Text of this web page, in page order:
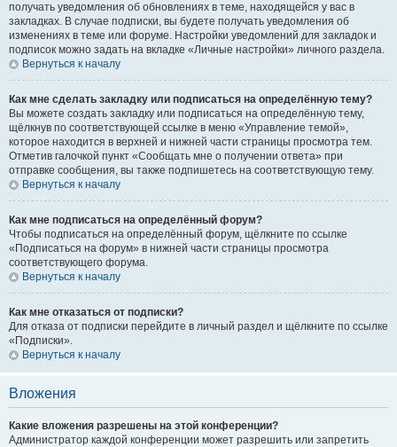
получать уведомления об обновлениях в теме, находящейся у вас в
закладках. В случае подписки, вы будете получать уведомления об
изменениях в теме или форуме. Настройки уведомлений для закладок и
подписок можно задать на вкладке «Личные настройки» личного раздела.
Вернуться к началу
Как мне сделать закладку или подписаться на определённую тему?
Вы можете создать закладку или подписаться на определённую тему,
щёлкнув по соответствующей ссылке в меню «Управление темой»,
которое находится в верхней и нижней части страницы просмотра тем.
Отметив галочкой пункт «Сообщать мне о получении ответа» при
отправке сообщения, вы также подпишетесь на соответствующую тему.
Вернуться к началу
Как мне подписаться на определённый форум?
Чтобы подписаться на определённый форум, щёлкните по ссылке
«Подписаться на форум» в нижней части страницы просмотра
соответствующего форума.
Вернуться к началу
Как мне отказаться от подписки?
Для отказа от подписки перейдите в личный раздел и щёлкните по ссылке
«Подписки».
Вернуться к началу
Вложения
Какие вложения разрешены на этой конференции?
Администратор каждой конференции может разрешить или запретить